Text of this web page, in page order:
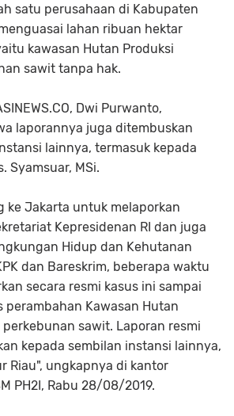
satu perusahaan di Kabupaten
lahan ribuan hektar
kawasan Hutan Produksi
sawit tanpa hak.
Dwi Purwanto,
laporannya juga ditembuskan
lainnya, termasuk kepada
Syamsuar, MSi.
ke Jakarta untuk melaporkan
Kepresidenan RI dan juga
Hidup dan Kehutanan
dan Bareskrim, beberapa waktu
secara resmi kasus ini sampai
perambahan Kawasan Hutan
sawit. Laporan resmi
kepada sembilan instansi lainnya,
Riau", ungkapnya di kantor
PH2I, Rabu 28/08/2019.